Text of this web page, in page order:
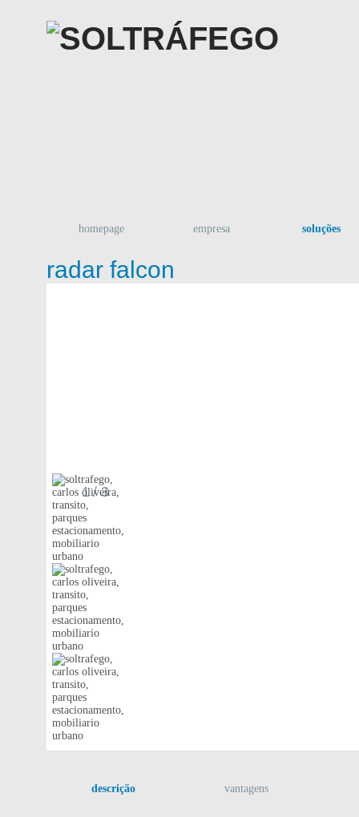
homepage empresa soluções
radar falcon
1 / 3
descrição vantagens